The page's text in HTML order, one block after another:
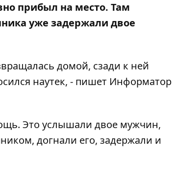
прибыл на место. Там
уже задержали двое
домой, сзади к ней
наутек, - пишет Информатор
Это услышали двое мужчин,
догнали его, задержали и